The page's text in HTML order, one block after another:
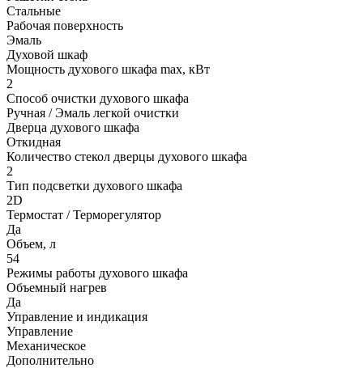
Стальные
Рабочая поверхность
Эмаль
Духовой шкаф
Мощность духового шкафа max, кВт
2
Способ очистки духового шкафа
Ручная / Эмаль легкой очистки
Дверца духового шкафа
Откидная
Количество стекол дверцы духового шкафа
2
Тип подсветки духового шкафа
2D
Термостат / Терморегулятор
Да
Объем, л
54
Режимы работы духового шкафа
Объемный нагрев
Да
Управление и индикация
Управление
Механическое
Дополнительно